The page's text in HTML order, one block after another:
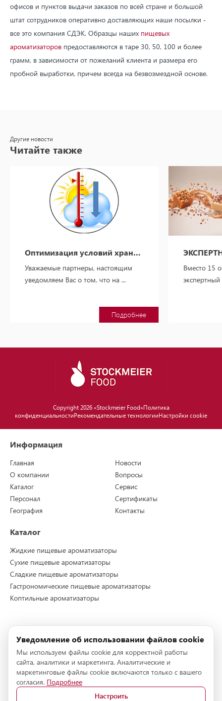
офисов и пунктов выдачи заказов по всей стране и большой
штат сотрудников оперативно доставляющих наши посылки -
все это компания СДЭК. Образцы наших пищевых
ароматизаторов предоставляются в таре 30, 50, 100 и более
грамм, в зависимости от пожеланий клиента и размера его
пробной выработки, причем всегда на безвозмездной основе.
Другие новости
Читайте также
Оптимизация условий хранения пищевых ароматизаторов
Уважаемые партнеры, настоящим
уведомляем Вас о том, что на ...
Подробнее
Вместо 15
Copyright 2026 «Stockmeier Food»Политика
конфиденциальностиРекомендательные технологииНастройки cookie
Информация
Главная
О компании
Каталог
Персонал
География
Новости
Вопросы
Сервис
Сертификаты
Контакты
Каталог
Жидкие пищевые ароматизаторы
Сухие пищевые ароматизаторы
Сладкие пищевые ароматизаторы
Гастрономические пищевые ароматизаторы
Коптильные ароматизаторы
Контакты
Телефон:
+7 (495) 228-72-96
Телефон: +7 (495) 228-72-95
E-mail: info@stockmeier-food.ru
Адрес:142153, г.Подольск, деревня Новоселки, технопарк
Сынково, дом 6, Блок А, боксы 5 и 6
Уведомление об использовании файлов cookie
Мы используем файлы cookie для корректной работы
сайта, аналитики и маркетинга. Аналитические и
маркетинговые файлы cookie включаются только с вашего
согласия. Подробнее
Настроить